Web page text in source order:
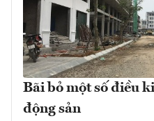
Bãi bỏ một số điều
động sản